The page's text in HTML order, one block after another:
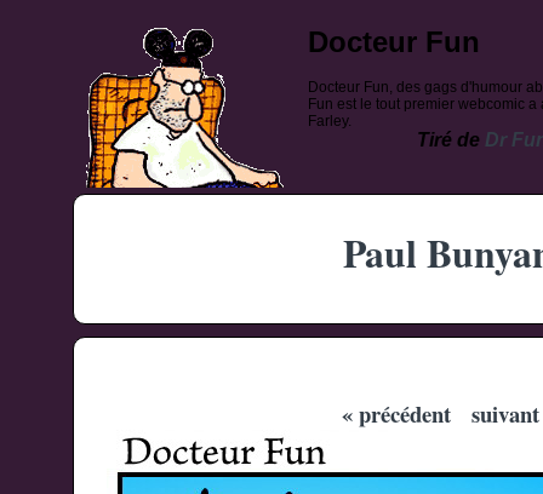
Docteur Fun
Docteur Fun, des gags d'humour
Fun est le tout premier webcomic
Farley.
Tiré de Dr
Paul
« précédent